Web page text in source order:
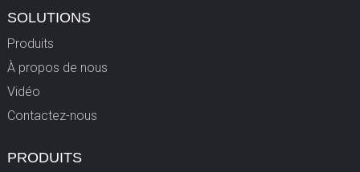
SOLUTIONS
Produits
À propos de nous
Vidéo
Contactez-nous
PRODUITS